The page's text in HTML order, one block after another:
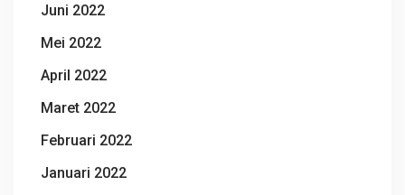
Juni 2022
Mei 2022
April 2022
Maret 2022
Februari 2022
Januari 2022